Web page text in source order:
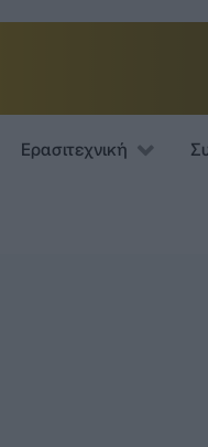
Ερασιτεχνική